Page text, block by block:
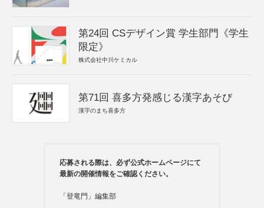
第24回 CSデザイン賞 学生部門《学生
限定》
株式会社中川ケミカル
第71回 喜多方発感じる漢字あそび
漢字のまち喜多方
応募される際は、必ず公式ホームページにて
最新の開催情報をご確認ください。
「登竜門」編集部